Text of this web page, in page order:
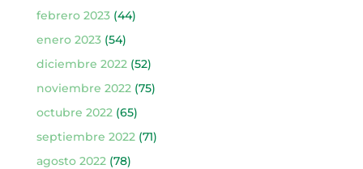
febrero 2023(44)
enero 2023(54)
diciembre 2022(52)
noviembre 2022(75)
octubre 2022(65)
septiembre 2022(71)
agosto 2022(78)